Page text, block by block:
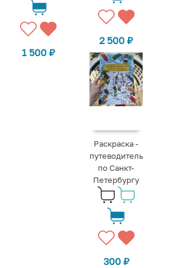
1 500 ₽
2 500₽
Раскраска -
путеводитель
по Санкт-
Петербургу
300 ₽